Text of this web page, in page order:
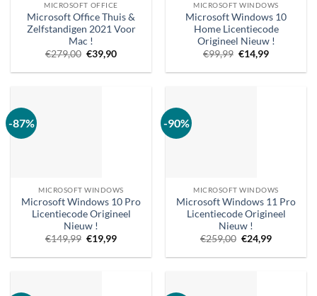
MICROSOFT OFFICE
Microsoft Office Thuis &
Zelfstandigen 2021 Voor
Mac !
€279,00 Oorspronkelijke
prijs
was:
€39,90Huidige
is:
MICROSOFT WINDOWS
Microsoft Windows 10
Home Licentiecode
Origineel Nieuw !
€99,99 Oorspronkelijke
prijs
was:
€14,99Huidige
is:
-87%
MICROSOFT WINDOWS
Microsoft Windows 10 Pro
Licentiecode Origineel
Nieuw !
€149,99 Oorspronkelijke
prijs
was:
€19,99Huidige
is:
-90%
MICROSOFT WINDOWS
Microsoft Windows 11 Pro
Licentiecode Origineel
Nieuw !
€259,00 Oorspronkelijke
prijs
was:
€24,99Huidige
is: